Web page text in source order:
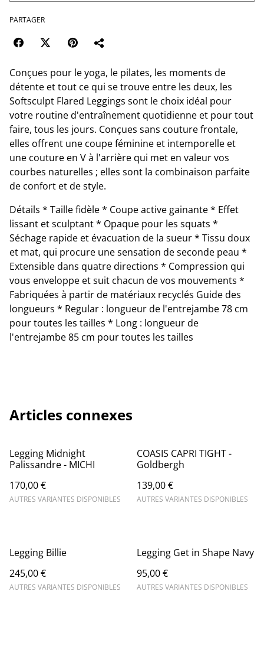
PARTAGER
Conçues pour le yoga, le pilates, les moments de
détente et tout ce qui se trouve entre les deux, les
Softsculpt Flared Leggings sont le choix idéal pour
votre routine d'entraînement quotidienne et pour tout
faire, tous les jours. Conçues sans couture frontale,
elles offrent une coupe féminine et intemporelle et
une couture en V à l'arrière qui met en valeur vos
courbes naturelles ; elles sont la combinaison parfaite
de confort et de style.
Détails * Taille fidèle * Coupe active gainante * Effet
lissant et sculptant * Opaque pour les squats *
Séchage rapide et évacuation de la sueur * Tissu doux
et mat, qui procure une sensation de seconde peau *
Extensible dans quatre directions * Compression qui
vous enveloppe et suit chacun de vos mouvements *
Fabriquées à partir de matériaux recyclés Guide des
longueurs * Regular : longueur de l'entrejambe 78 cm
pour toutes les tailles * Long : longueur de
l'entrejambe 85 cm pour toutes les tailles
Articles connexes
Legging Midnight
Palissandre - MICHI
170,00 €
AUTRES VARIANTES DISPONIBLES
COASIS CAPRI TIGHT -
Goldbergh
139,00 €
AUTRES VARIANTES DISPONIBLES
Legging Billie
245,00 €
AUTRES VARIANTES DISPONIBLES
Legging Get in Shape Navy
95,00 €
AUTRES VARIANTES DISPONIBLES